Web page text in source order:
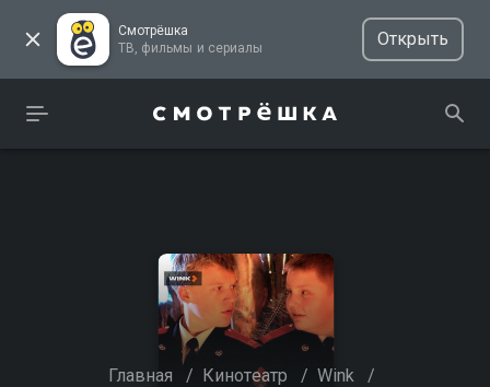
Смотрёшка
ТВ, фильмы и сериалы
Открыть
Главная / Кинотеатр / Wink /